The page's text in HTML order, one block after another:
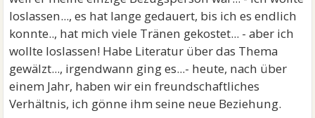
loslassen..., es hat lange gedauert, bis ich es endlich
konnte.., hat mich viele Tränen gekostet... - aber ich
wollte loslassen! Habe Literatur über das Thema
gewälzt..., irgendwann ging es...- heute, nach über
einem Jahr, haben wir ein freundschaftliches
Verhältnis, ich gönne ihm seine neue Beziehung.